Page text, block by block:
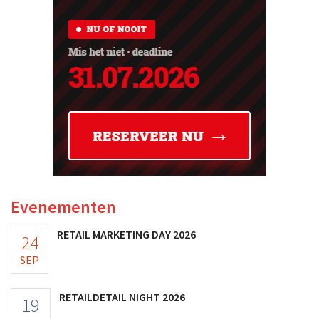
Evenementen
24
SEP
RETAIL MARKETING DAY 2026
19 RETAILDETAIL NIGHT 2026